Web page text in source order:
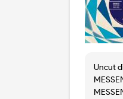
Uncut